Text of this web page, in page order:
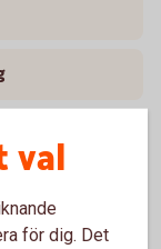
val
för dig. Det